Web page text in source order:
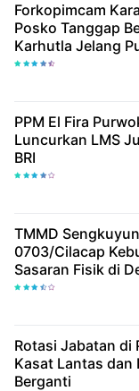
Forkopimcam
Posko Tanggap
Karhutla Jelang
PPM El Fira
Luncurkan LMS
BRI
TMMD
0703/Cilacap
Sasaran Fisik di
Rotasi Jabatan di
Kasat Lantas dan
Berganti